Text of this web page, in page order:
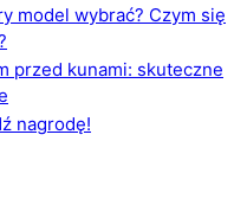
model wybrać? Czym się
przed kunami: skuteczne
nagrodę!